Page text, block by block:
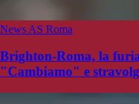
News AS Roma
Brighton-Roma, la
"Cambiamo" e